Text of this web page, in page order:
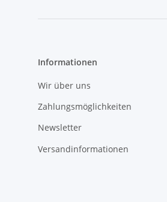
Informationen
Wir über uns
Zahlungsmöglichkeiten
Newsletter
Versandinformationen